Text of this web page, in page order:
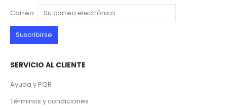
Correo:
SERVICIO AL CLIENTE
Ayuda y PQR
Términos y condiciones